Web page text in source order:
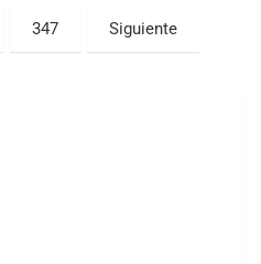
347 Siguiente